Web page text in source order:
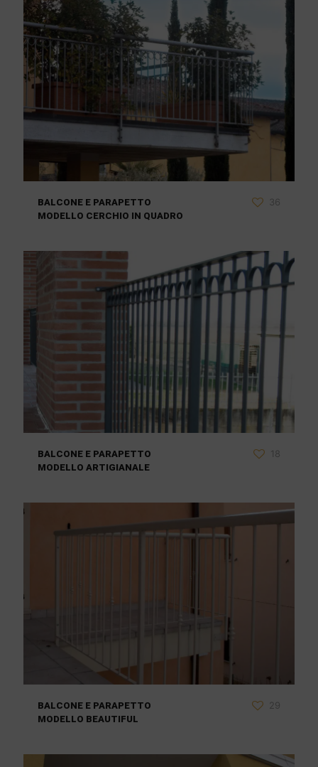
BALCONE E PARAPETTO
MODELLO CERCHIO IN QUADRO
36
BALCONE E PARAPETTO
MODELLO ARTIGIANALE
18
BALCONE E PARAPETTO
MODELLO BEAUTIFUL
29